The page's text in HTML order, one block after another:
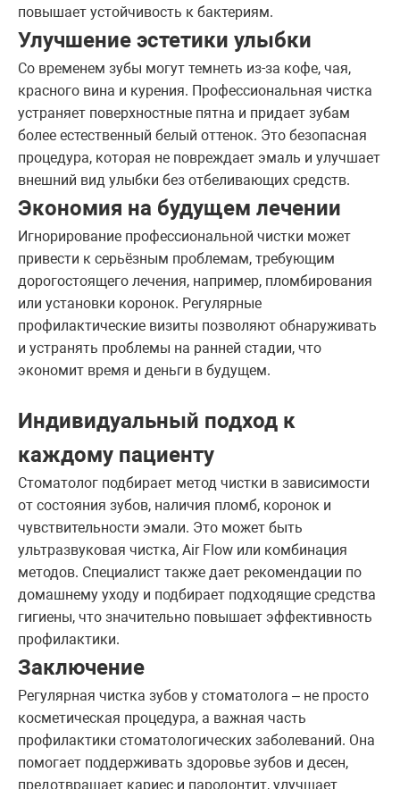
повышает устойчивость к бактериям.
Улучшение эстетики улыбки
Со временем зубы могут темнеть из-за кофе, чая,
красного вина и курения. Профессиональная чистка
устраняет поверхностные пятна и придает зубам
более естественный белый оттенок. Это безопасная
процедура, которая не повреждает эмаль и улучшает
внешний вид улыбки без отбеливающих средств.
Экономия на будущем лечении
Игнорирование профессиональной чистки может
привести к серьёзным проблемам, требующим
дорогостоящего лечения, например, пломбирования
или установки коронок. Регулярные
профилактические визиты позволяют обнаруживать
и устранять проблемы на ранней стадии, что
экономит время и деньги в будущем.
Индивидуальный подход к
каждому пациенту
Стоматолог подбирает метод чистки в зависимости
от состояния зубов, наличия пломб, коронок и
чувствительности эмали. Это может быть
ультразвуковая чистка, Air Flow или комбинация
методов. Специалист также дает рекомендации по
домашнему уходу и подбирает подходящие средства
гигиены, что значительно повышает эффективность
профилактики.
Заключение
Регулярная чистка зубов у стоматолога – не просто
косметическая процедура, а важная часть
профилактики стоматологических заболеваний. Она
помогает поддерживать здоровье зубов и десен,
предотвращает кариес и пародонтит, улучшает